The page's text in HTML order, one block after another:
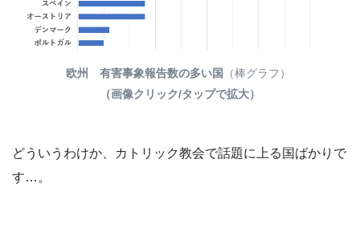
欧州 有害事象報告数の多い国
（棒グラフ）
（画像クリック/タップで拡大）
どういうわけか、カトリック教会で話題に上る国ばかりで
す…。